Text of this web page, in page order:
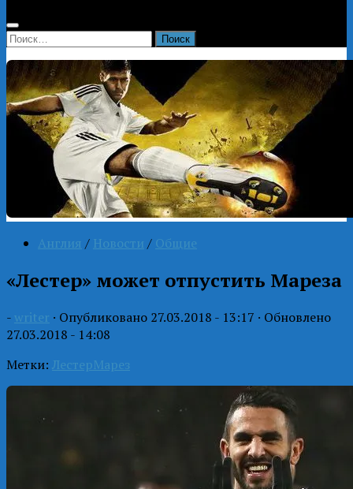
Найти:
Англия / Новости / Общие
«Лестер» может отпустить Мареза
- writer · Опубликовано 27.03.2018 - 13:17 · Обновлено
27.03.2018 - 14:08
Метки: ЛестерМарез